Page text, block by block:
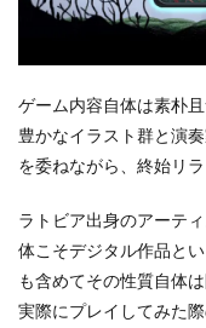
ゲーム内容自体は素朴
豊かなイラスト群と演
を委ねながら、終始リ
ラトビア出身のアーテ
体こそデジタル作品と
も含めてその性質自体
実際にプレイしてみた